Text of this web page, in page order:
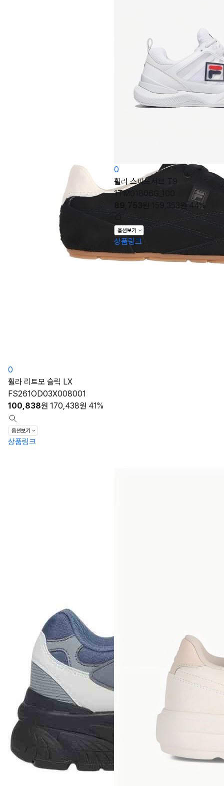
0
휠라 리트모 슬릭 LX
FS261OD03X008001
100,838원 170,438원 41%
상품링크
0
휠라 스피드서브 T9
1TM01806G_100
89,753
159,353 원 44%
상품링크